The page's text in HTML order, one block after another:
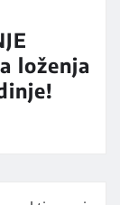
loženja